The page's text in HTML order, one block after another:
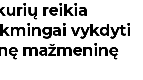
reikia
vykdyti
mažmeninę